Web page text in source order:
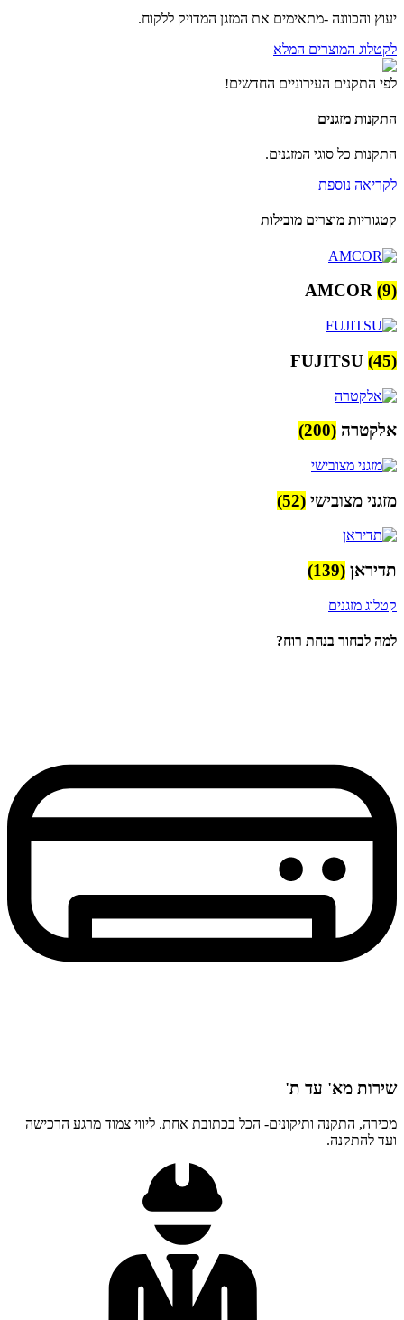
יעוץ והכוונה -מתאימים את המזגן המדויק ללקוח.
לקטלוג המוצרים המלא
לפי התקנים העירוניים החדשים!
התקנות מזגנים
התקנות כל סוגי המזגנים.
לקריאה נוספת
קטגוריות מוצרים מובילות
AMCOR (9)
FUJITSU (45)
אלקטרה (200)
מזגני מצובישי (52)
תדיראן (139)
קטלוג מזגנים
למה לבחור בנחת רוח?
שירות מא' עד ת'
מכירה, התקנה ותיקונים- הכל בכתובת אחת. ליווי צמוד מרגע הרכישה
ועד להתקנה. ​